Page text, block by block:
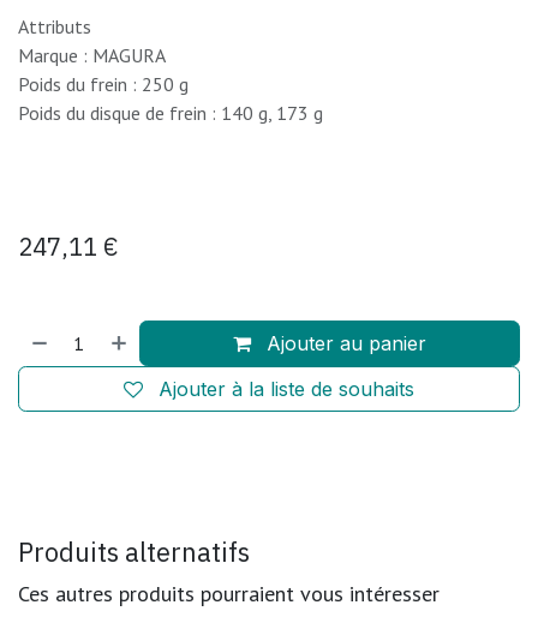
Attributs
Marque : MAGURA
Poids du frein : 250 g
Poids du disque de frein : 140 g, 173 g
247,11 €
Ajouter au panier
Ajouter à la liste de souhaits
Produits alternatifs
Ces autres produits pourraient vous intéresser